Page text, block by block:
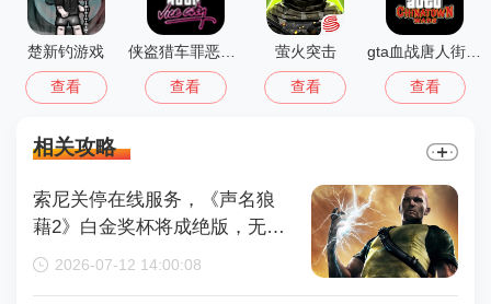
楚新钓游戏
查看 查看
萤火突击
查看 查看
相关攻略
索尼关停在线服务，《声名狼
藉2》白金奖杯将成绝版，无法
再获取
2026-07-12 14:00:08